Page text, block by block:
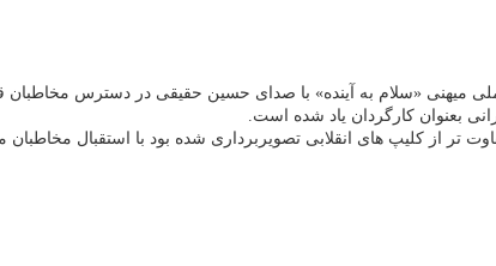
بعنوان کارگردان یاد شده است.
تر از کلیپ های انقلابی تصویربرداری شده بود با استقبال مخاطبان